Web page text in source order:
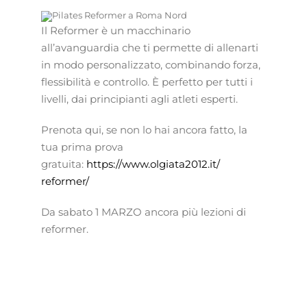
Il Reformer è un macchinario
all’avanguardia che ti permette di allenarti
in modo personalizzato, combinando forza,
flessibilità e controllo. È perfetto per tutti i
livelli, dai principianti agli atleti esperti.
Prenota qui, se non lo hai ancora fatto, la
tua prima prova
gratuita: https://www.olgiata2012.it/
reformer/
Da sabato 1 MARZO ancora più lezioni di
reformer.